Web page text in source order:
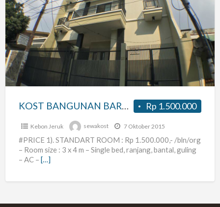
KOST
BANGUNAN
BARU
DAN
MURAH
DAERAH
TOMANG
PRIA/WANITA/PASUTRI
Rp 1.500.000
KOST BANGUNAN BARU DAN MURAH DAERAH TOMANG UNTUK PRIA/WANITA/PASUTRI
Kebon Jeruk sewakost 7 Oktober 2015
#PRICE 1). STANDART ROOM : Rp 1.500.000,- /bln/org
– Room size : 3 x 4 m – Single bed, ranjang, bantal, guling
– AC – […]